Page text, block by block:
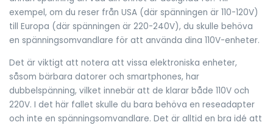
exempel, om du reser från USA (där spänningen är 110-120V)
till Europa (där spänningen är 220-240V), du skulle behöva
en spänningsomvandlare för att använda dina 110V-enheter.
Det är viktigt att notera att vissa elektroniska enheter,
såsom bärbara datorer och smartphones, har
dubbelspänning, vilket innebär att de klarar både 110V och
220V. I det här fallet skulle du bara behöva en reseadapter
och inte en spänningsomvandlare. Det är alltid en bra idé att